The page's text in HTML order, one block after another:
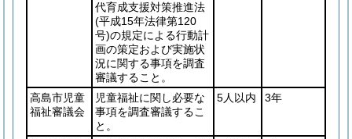
代育成支援対策推進法
(平成15年法律第120
号)の規定による行動計
画の策定および実施状
況に関する事項を調査
審議すること。
高島市児童
福祉審議会
児童福祉に関し必要な
事項を調査審議するこ
と。
5人以内 3年